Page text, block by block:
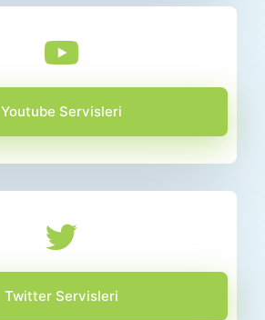
Youtube Servisleri
Twitter Servisleri